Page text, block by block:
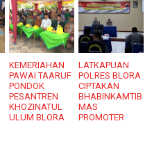
KEMERIAHAN
PAWAI TAARUF
PONDOK
PESANTREN
KHOZINATUL
ULUM BLORA
LATKAPUAN
POLRES BLORA
CIPTAKAN
BHABINKAMTIB
MAS
PROMOTER